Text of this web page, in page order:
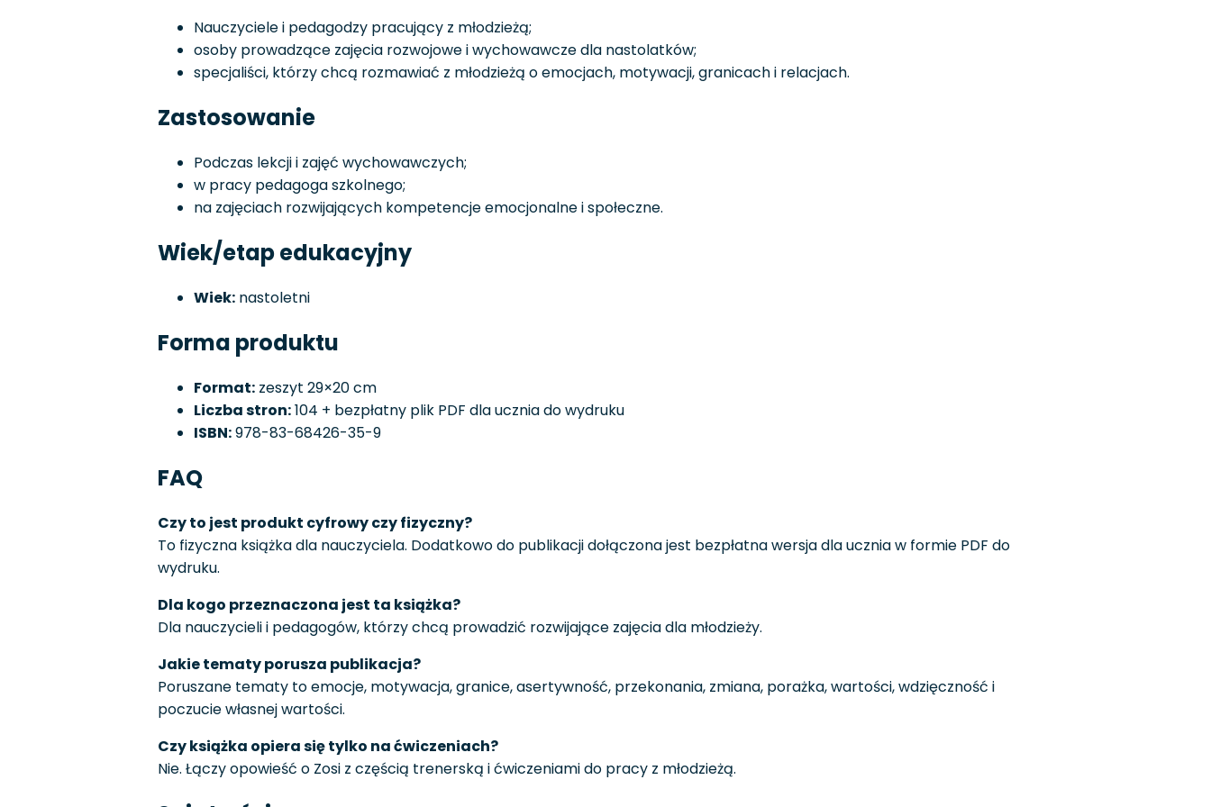
Nauczyciele i pedagodzy pracujący z młodzieżą;
osoby prowadzące zajęcia rozwojowe i wychowawcze dla nastolatków;
specjaliści, którzy chcą rozmawiać z młodzieżą o emocjach, motywacji, granicach i relacjach.
Zastosowanie
Podczas lekcji i zajęć wychowawczych;
w pracy pedagoga szkolnego;
na zajęciach rozwijających kompetencje emocjonalne i społeczne.
Wiek/etap edukacyjny
Wiek:nastoletni
Forma produktu
Format:zeszyt 29×20 cm
Liczba stron:104 + bezpłatny plik PDF dla ucznia do wydruku
ISBN:978-83-68426-35-9
FAQ
Czy to jest produkt cyfrowy czy fizyczny?
To fizyczna książka dla nauczyciela. Dodatkowo do publikacji dołączona jest bezpłatna wersja dla ucznia w formie PDF do
wydruku.
Dla kogo przeznaczona jest ta książka?
Dla nauczycieli i pedagogów, którzy chcą prowadzić rozwijające zajęcia dla młodzieży.
Jakie tematy porusza publikacja?
Poruszane tematy to emocje, motywacja, granice, asertywność, przekonania, zmiana, porażka, wartości, wdzięczność i
poczucie własnej wartości.
Czy książka opiera się tylko na ćwiczeniach?
Nie. Łączy opowieść o Zosi z częścią trenerską i ćwiczeniami do pracy z młodzieżą.